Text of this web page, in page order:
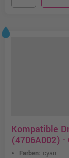
Kompatible
(4706A002) ·
Farben: cyan